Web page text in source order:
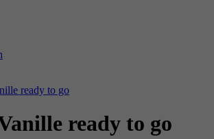
ready to go
ready to go